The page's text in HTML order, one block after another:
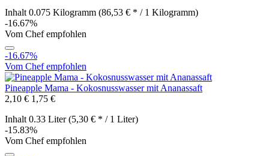
Inhalt 0.075 Kilogramm (86,53 € * / 1 Kilogramm)
-16.67%
Vom Chef empfohlen
-16.67%
Vom Chef empfohlen
Pineapple Mama - Kokosnusswasser mit Ananassaft
2,10 € 1,75 €
Inhalt 0.33 Liter(5,30 € * / 1 Liter)
-15.83%
Vom Chef empfohlen